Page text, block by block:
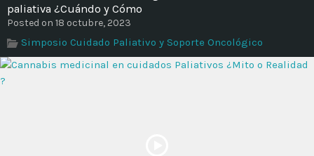
paliativa ¿Cuándo y Cómo
Posted on 18 octubre, 2023
Simposio Cuidado Paliativo y Soporte Oncológico